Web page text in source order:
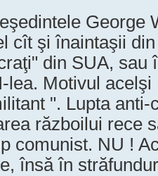
George
cît şi înaintaşii
din SUA, sau
lea. Motivul
". Lupta
războilui rece
comunist. NU !
însă în